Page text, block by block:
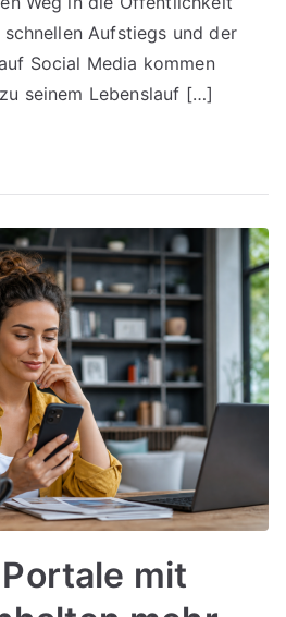
Aufstiegs und der
Social Media kommen
seinem Lebenslauf […]
mit